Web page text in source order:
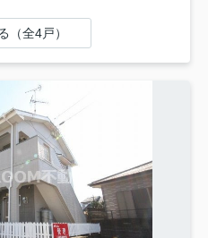
（全4戸）